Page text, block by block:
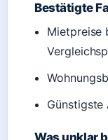
Bestätigte
Mietpreise
Günstigste